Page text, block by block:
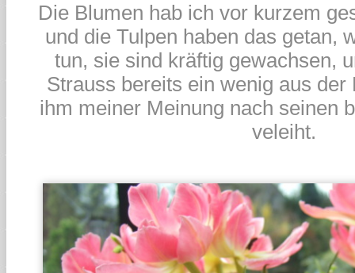
Die Blumen hab ich vor kurzem
und die Tulpen haben das getan,
tun, sie sind kräftig gewachsen,
Strauss bereits ein wenig aus
ihm meiner Meinung nach seinen
veleiht.